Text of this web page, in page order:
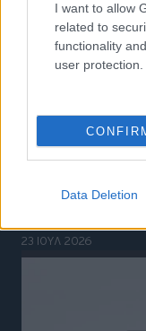
I want to allow
related to
functionality
user protection.
Data Deletion
Πρωτοφανές
Tesla να
ποιοι
ευρώ